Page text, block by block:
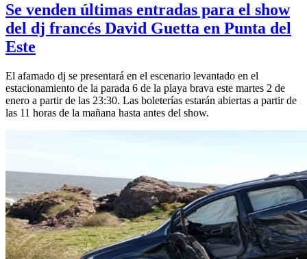
Se venden últimas entradas para el show
del dj francés David Guetta en Punta del
Este
El afamado dj se presentará en el escenario levantado en el
estacionamiento de la parada 6 de la playa brava este martes 2 de
enero a partir de las 23:30. Las boleterías estarán abiertas a partir de
las 11 horas de la mañana hasta antes del show.